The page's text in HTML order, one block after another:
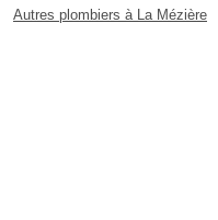
Autres plombiers à La Mézière